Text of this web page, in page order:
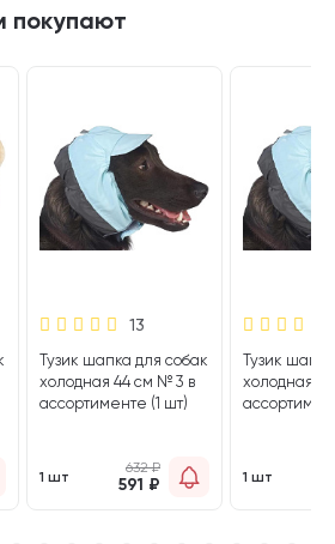
покупают
13
Тузик шапка для собак
холодная 44 см № 3 в
ассортименте (1 шт)
1 шт
632₽
591 ₽
Тузик
холодная
1 шт